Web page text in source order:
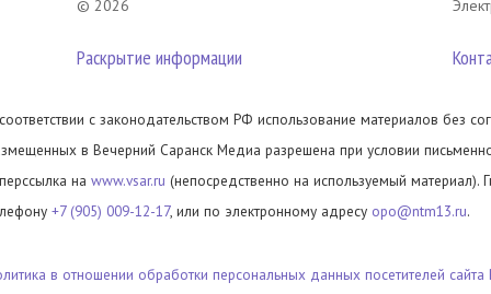
© 2026
Раскрытие информации
с законодательством РФ использование материалов без
в Вечерний Саранск Медиа разрешена при условии
на www.vsar.ru (непосредственно на используемый материал).
+7 (905) 009-12-17, или по электронному адресу opo@ntm13.ru.
в отношении обработки персональных данных посетителей